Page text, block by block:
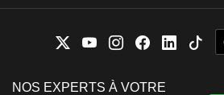
NOS EXPERTS À VOTRE